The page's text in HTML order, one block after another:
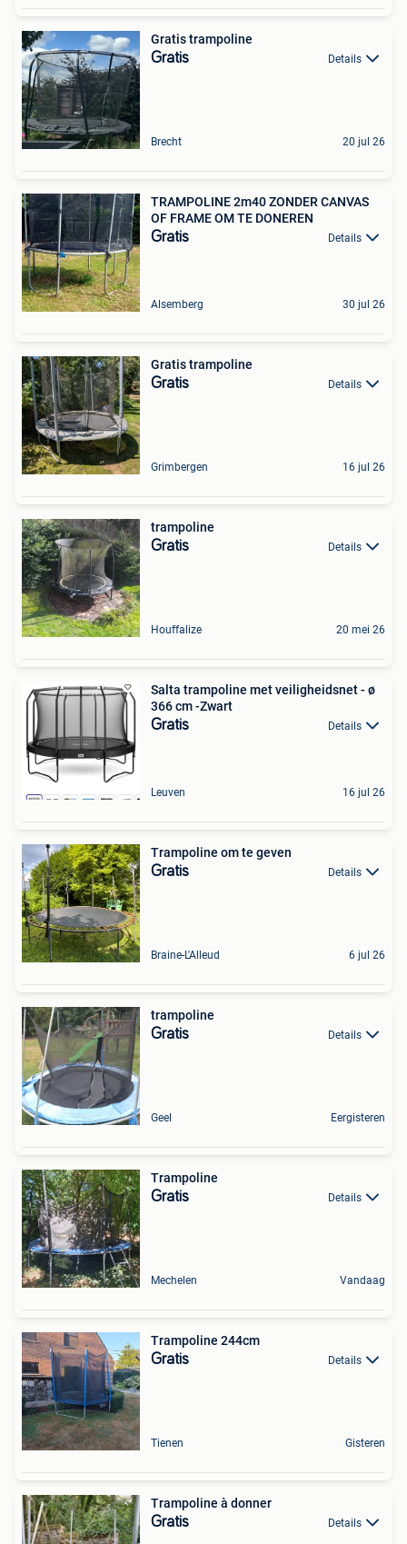
Gratis trampoline
Gratis Details
Brecht 20 jul 26
TRAMPOLINE 2m40 ZONDER CANVAS
OF FRAME OM TE DONEREN
Gratis Details
Alsemberg 30 jul 26
Gratis trampoline
Gratis Details
Grimbergen 16 jul 26
trampoline
Gratis Details
Houffalize 20 mei 26
Salta trampoline met veiligheidsnet - ø
366 cm -Zwart
Gratis Details
Leuven 16 jul 26
Trampoline om te geven
Gratis Details
Braine-L'Alleud 6 jul 26
trampoline
Gratis Details
Geel Eergisteren
Trampoline
Gratis Details
Mechelen Vandaag
Trampoline 244cm
Gratis Details
Tienen Gisteren
Trampoline à donner
Gratis Details